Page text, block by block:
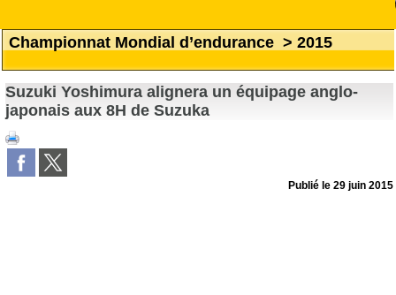
Championnat Mondial d’endurance > 2015
Suzuki Yoshimura alignera un équipage anglo-
japonais aux 8H de Suzuka
Publié le29 juin 2015